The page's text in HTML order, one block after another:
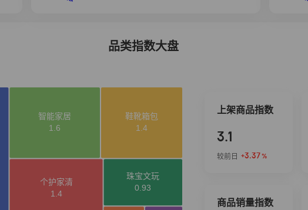
品类指数大盘
上架商品指数
3.1
较前日 +3.37%
商品销量指数